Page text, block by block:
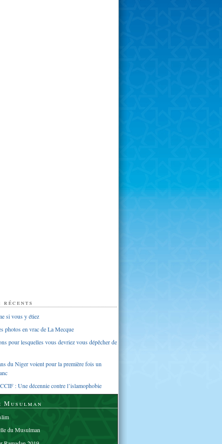
si vous y étiez
photos en vrac de La Mecque
pour lesquelles vous devriez vous dépêcher de
du Niger voient pour la première fois un
: Une décennie contre l’islamophobie
Musulman
du Musulman